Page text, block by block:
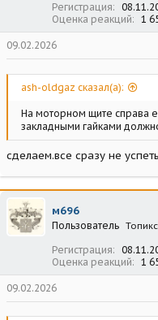
Регистрация
Оценка реакций
1
09.02.2026
ash-oldgaz сказал(а):
На моторном щите справа
закладными гайками
сделаем.все сразу не успеть
м696
Пользователь
Регистрация
Оценка реакций
1
09.02.2026